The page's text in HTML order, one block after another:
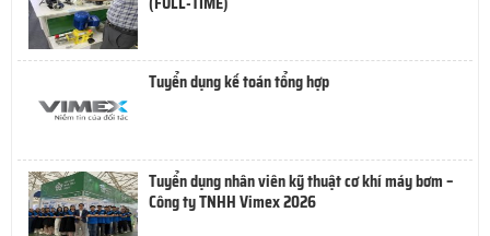
Tuyển dụng kế toán tổng hợp
Tuyển dụng nhân viên kỹ thuật cơ khí máy bơm –
Công ty TNHH Vimex 2026